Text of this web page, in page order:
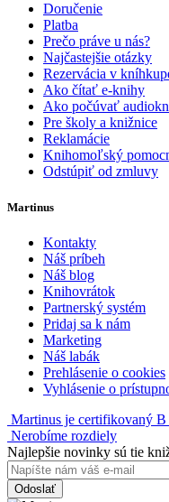
Doručenie
Platba
Prečo práve u nás?
Najčastejšie otázky
Rezervácia v
Ako čítať e-knihy
Ako počúvať
Pre školy a knižnice
Reklamácie
Knihomoľský
Odstúpiť od zmluvy
Martinus
Kontakty
Náš príbeh
Náš blog
Knihovrátok
Partnerský systém
Pridaj sa k nám
Marketing
Náš labák
Prehlásenie o cookies
Vyhlásenie o
Martinus je certifikovaný
Nerobíme rozdiely
Najlepšie novinky sú tie
Odoslať